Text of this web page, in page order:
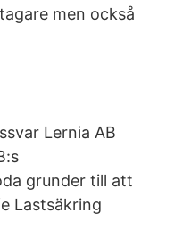
men också
Lernia AB
grunder till att
Lastsäkring